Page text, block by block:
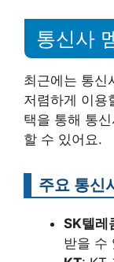
통신사
최근에는 통신
저렴하게 이용
택을 통해 통
할 수 있어요.
주요 통신
SK텔레
받을 수